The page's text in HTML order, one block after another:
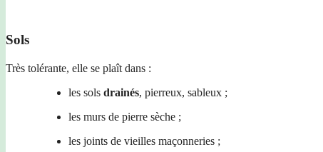
Sols
Très tolérante, elle se plaît dans :
les sols drainés, pierreux, sableux ;
les murs de pierre sèche ;
les joints de vieilles maçonneries ;